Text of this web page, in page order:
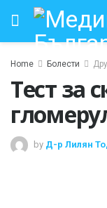
Home Болести
Тест за
by Д-р Лилян